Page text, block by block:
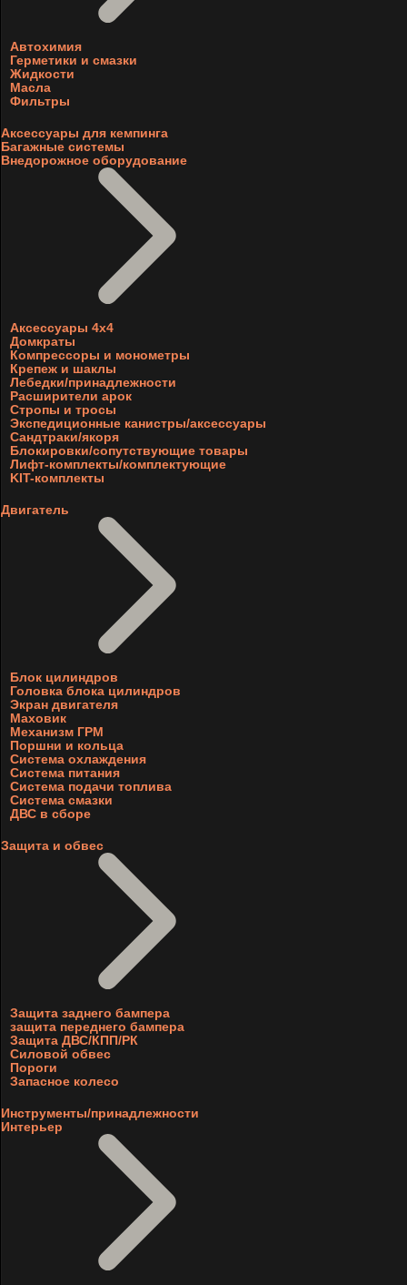
Автохимия
Герметики и смазки
Жидкости
Масла
Фильтры
Аксессуары для кемпинга
Багажные системы
Внедорожное оборудование
Аксессуары 4х4
Домкраты
Компрессоры и монометры
Крепеж и шаклы
Лебедки/принадлежности
Расширители арок
Стропы и тросы
Экспедиционные канистры/аксессуары
Сандтраки/якоря
Блокировки/сопутствующие товары
Лифт-комплекты/комплектующие
KIT-комплекты
Двигатель
Блок цилиндров
Головка блока цилиндров
Экран двигателя
Маховик
Механизм ГРМ
Поршни и кольца
Система охлаждения
Система питания
Система подачи топлива
Система смазки
ДВС в сборе
Защита и обвес
Защита заднего бампера
защита переднего бампера
Защита ДВС/КПП/РК
Силовой обвес
Пороги
Запасное колесо
Инструменты/принадлежности
Интерьер